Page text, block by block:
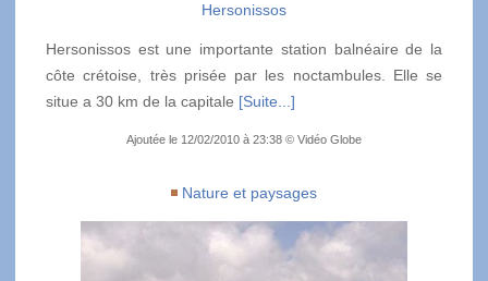
Hersonissos
Hersonissos est une importante station balnéaire de la
côte crétoise, très prisée par les noctambules. Elle se
situe a 30 km de la capitale [Suite...]
Ajoutée le 12/02/2010 à 23:38 © Vidéo Globe
Nature et paysages